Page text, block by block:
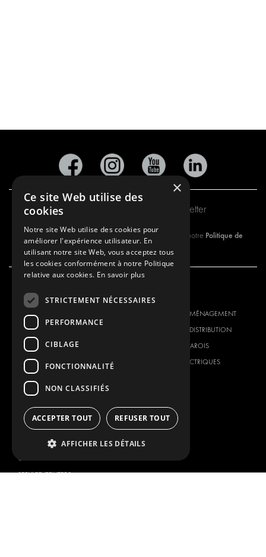
Inscription à notre newsletter
En vous abonnant à notre newsletter, vous approuvez notre Politique de
Confidentialité.
NOTRE OFFRE
SOLUTIONS D'AMÉNAGEMENT
SOLUTIONS DE DISTRIBUTION
PLANCHERS ET PAROIS
SOLUTIONS ÉLECTRIQUES
PRODUITS AUXILIAIRES
SYSTÈMES DE CONTENEURS
SOLUTIONS POUR ATELIER
SIGNALISATION
GESTION DE PARC
SERVICE CENTERS
PRODUITS
SOLUTIONS D'AMÉNAGEMENT
SOLUTIONS DE DISTRIBUTION
PLANCHERS ET PAROIS
SOLUTIONS ÉLECTRIQUES
×
Ce site Web utilise des
cookies
Notre site Web utilise des cookies pour
améliorer l'expérience utilisateur. En
utilisant notre site Web, vous acceptez tous
les cookies conformément à notre Politique
relative aux cookies. En savoir plus
STRICTEMENT NÉCESSAIRES
PERFORMANCE
CIBLAGE
FONCTIONNALITÉ
NON CLASSIFIÉS
ACCEPTER TOUT REFUSER TOUT
AFFICHER LES DÉTAILS